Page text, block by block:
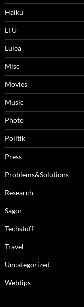
Haiku
LTU
Luleå
Misc
Movies
Music
Photo
Politik
Press
Problems&Solutions
Research
Sagor
Techstuff
Travel
Uncategorized
Webtips